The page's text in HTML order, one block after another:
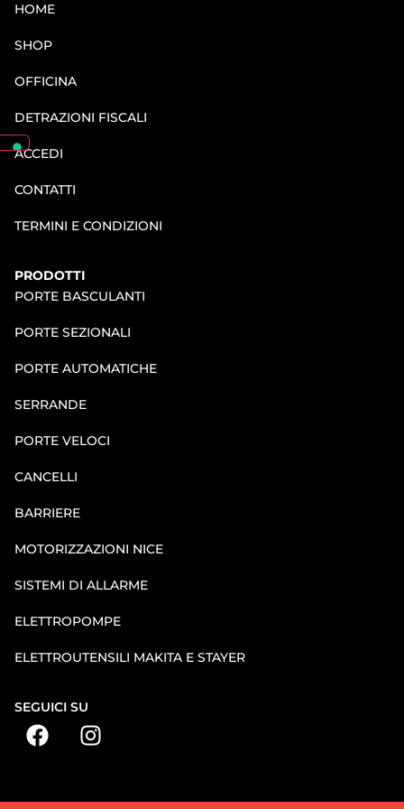
HOME
SHOP
OFFICINA
DETRAZIONI FISCALI
ACCEDI
CONTATTI
TERMINI E CONDIZIONI
PRODOTTI
PORTE BASCULANTI
PORTE SEZIONALI
PORTE AUTOMATICHE
SERRANDE
PORTE VELOCI
CANCELLI
BARRIERE
MOTORIZZAZIONI NICE
SISTEMI DI ALLARME
ELETTROPOMPE
ELETTROUTENSILI MAKITA E STAYER
SEGUICI SU